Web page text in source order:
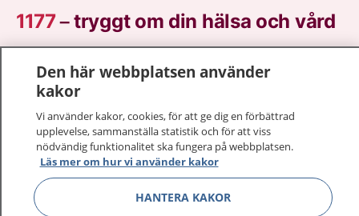
1177–tryggt om din hälsa och vård
sjukdomar och vilka mottagningar du kan kontakta.
Logga in för att läsa din journal och göra dina
vårdärenden. Ring telefonnummer 1177 för
sjukvårdsrådgivning dygnet runt.
1177 ger dig råd när du vill må bättre.
Den här webbplatsen använder
kakor
Vi använder kakor, cookies, för att ge dig en förbättrad
upplevelse, sammanställa statistik och för att viss
nödvändig funktionalitet ska fungera på webbplatsen.
Läs mer om hur vi använder kakor
HANTERA KAKOR